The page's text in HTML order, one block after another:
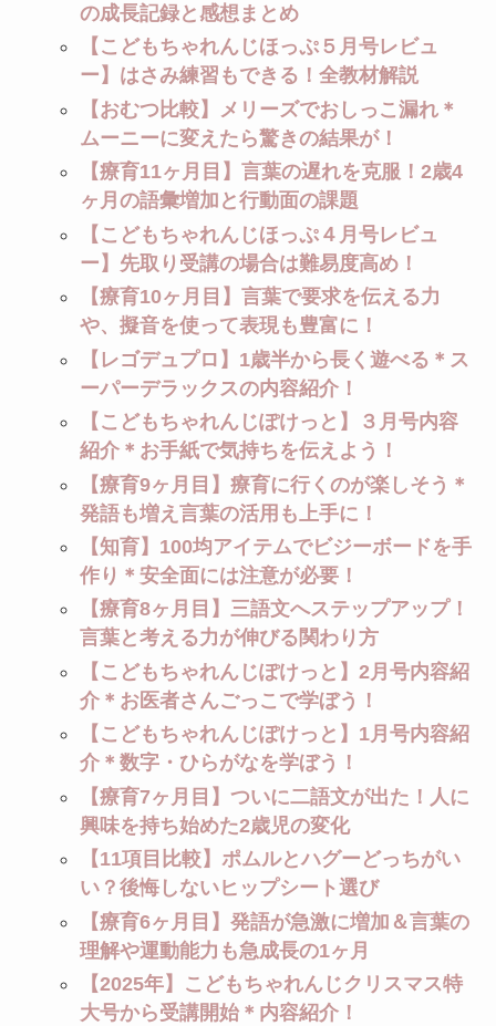
の成長記録と感想まとめ
【こどもちゃれんじほっぷ５月号レビュ
ー】はさみ練習もできる！全教材解説
【おむつ比較】メリーズでおしっこ漏れ＊
ムーニーに変えたら驚きの結果が！
【療育11ヶ月目】言葉の遅れを克服！2歳4
ヶ月の語彙増加と行動面の課題
【こどもちゃれんじほっぷ４月号レビュ
ー】先取り受講の場合は難易度高め！
【療育10ヶ月目】言葉で要求を伝える力
や、擬音を使って表現も豊富に！
【レゴデュプロ】1歳半から長く遊べる＊ス
ーパーデラックスの内容紹介！
【こどもちゃれんじぽけっと】３月号内容
紹介＊お手紙で気持ちを伝えよう！
【療育9ヶ月目】療育に行くのが楽しそう＊
発語も増え言葉の活用も上手に！
【知育】100均アイテムでビジーボードを手
作り＊安全面には注意が必要！
【療育8ヶ月目】三語文へステップアップ！
言葉と考える力が伸びる関わり方
【こどもちゃれんじぽけっと】2月号内容紹
介＊お医者さんごっこで学ぼう！
【こどもちゃれんじぽけっと】1月号内容紹
介＊数字・ひらがなを学ぼう！
【療育7ヶ月目】ついに二語文が出た！人に
興味を持ち始めた2歳児の変化
【11項目比較】ポムルとハグーどっちがい
い？後悔しないヒップシート選び
【療育6ヶ月目】発語が急激に増加＆言葉の
理解や運動能力も急成長の1ヶ月
【2025年】こどもちゃれんじクリスマス特
大号から受講開始＊内容紹介！